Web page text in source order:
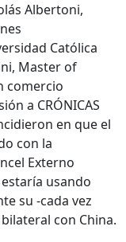
Albertoni,
Católica
Master of
comercio
a CRÓNICAS
en que el
con la
Externo
usando
su -cada vez
con China.